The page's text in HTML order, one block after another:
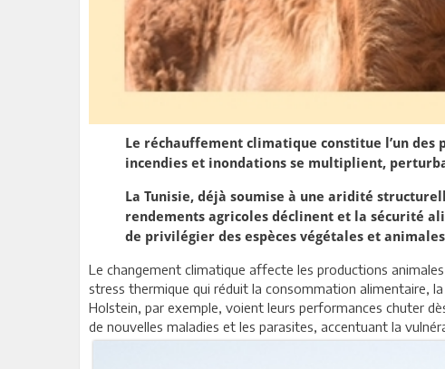
Le réchauffement climatique constitue l’un des
incendies et inondations se multiplient,
La Tunisie, déjà soumise à une aridité
rendements agricoles déclinent et la sécurité
de privilégier des espèces végétales et
Le changement climatique affecte les productions
stress thermique qui réduit la consommation alimentaire,
Holstein, par exemple, voient leurs performances chuter
de nouvelles maladies et les parasites, accentuant la